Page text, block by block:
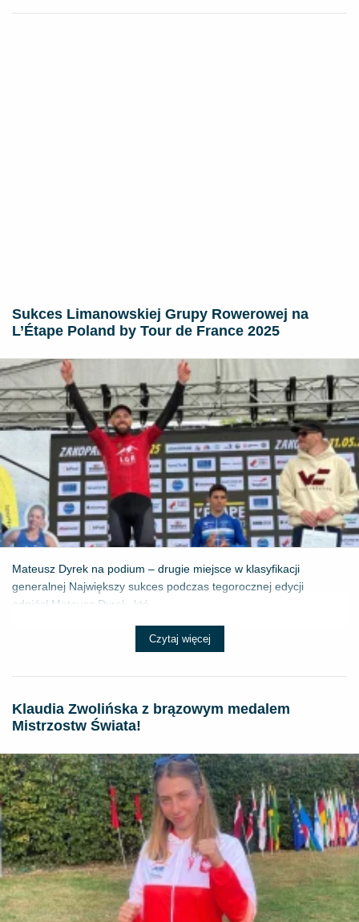
Sukces Limanowskiej Grupy Rowerowej na
L’Étape Poland by Tour de France 2025
Mateusz Dyrek na podium – drugie miejsce w klasyfikacji
generalnej Największy sukces podczas tegorocznej edycji
odniósł Mateusz Dyrek, któ...
Czytaj więcej
Klaudia Zwolińska z brązowym medalem
Mistrzostw Świata!